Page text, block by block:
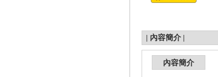
| 內容簡介 |
內容簡介